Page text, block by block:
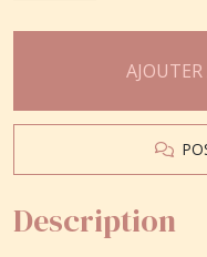
Description